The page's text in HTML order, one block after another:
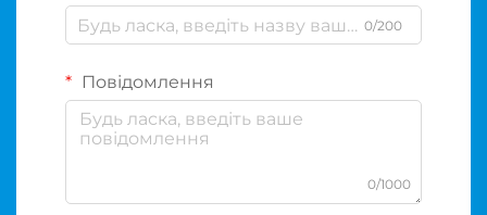
0/200
Повідомлення
0/1000